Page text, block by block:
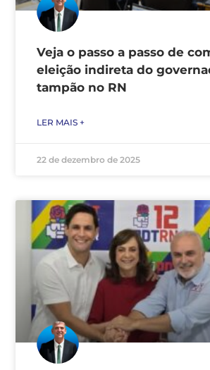
Veja o passo a passo de
eleição indireta do
tampão no RN
LER MAIS +
22 de dezembro de 2025